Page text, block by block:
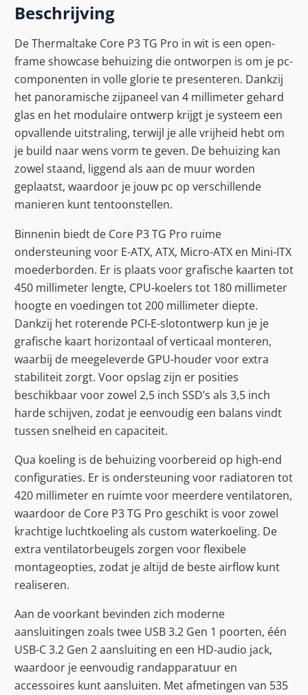
Beschrijving
De Thermaltake Core P3 TG Pro in wit is een open-
frame showcase behuizing die ontworpen is om je pc-
componenten in volle glorie te presenteren. Dankzij
het panoramische zijpaneel van 4 millimeter gehard
glas en het modulaire ontwerp krijgt je systeem een
opvallende uitstraling, terwijl je alle vrijheid hebt om
je build naar wens vorm te geven. De behuizing kan
zowel staand, liggend als aan de muur worden
geplaatst, waardoor je jouw pc op verschillende
manieren kunt tentoonstellen.
Binnenin biedt de Core P3 TG Pro ruime
ondersteuning voor E-ATX, ATX, Micro-ATX en Mini-ITX
moederborden. Er is plaats voor grafische kaarten tot
450 millimeter lengte, CPU-koelers tot 180 millimeter
hoogte en voedingen tot 200 millimeter diepte.
Dankzij het roterende PCI-E-slotontwerp kun je je
grafische kaart horizontaal of verticaal monteren,
waarbij de meegeleverde GPU-houder voor extra
stabiliteit zorgt. Voor opslag zijn er posities
beschikbaar voor zowel 2,5 inch SSD’s als 3,5 inch
harde schijven, zodat je eenvoudig een balans vindt
tussen snelheid en capaciteit.
Qua koeling is de behuizing voorbereid op high-end
configuraties. Er is ondersteuning voor radiatoren tot
420 millimeter en ruimte voor meerdere ventilatoren,
waardoor de Core P3 TG Pro geschikt is voor zowel
krachtige luchtkoeling als custom waterkoeling. De
extra ventilatorbeugels zorgen voor flexibele
montageopties, zodat je altijd de beste airflow kunt
realiseren.
Aan de voorkant bevinden zich moderne
aansluitingen zoals twee USB 3.2 Gen 1 poorten, één
USB-C 3.2 Gen 2 aansluiting en een HD-audio jack,
waardoor je eenvoudig randapparatuur en
accessoires kunt aansluiten. Met afmetingen van 535